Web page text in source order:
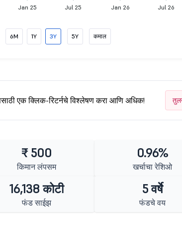
Jan 25 Jul 25 Jan 26 Jul 26
6M 1Y 3Y 5Y कमाल
एक क्लिक-रिटर्नचे विश्लेषण करा आणि अधिक!
₹ 500
किमान लंपसम
0.96%
खर्चाचा रेशिओ
16,138 कोटी
फंड साईझ
5 वर्षे
फंडचे वय